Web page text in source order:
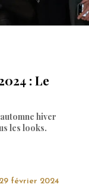
: Le
hiver
les looks.
29 février 2024